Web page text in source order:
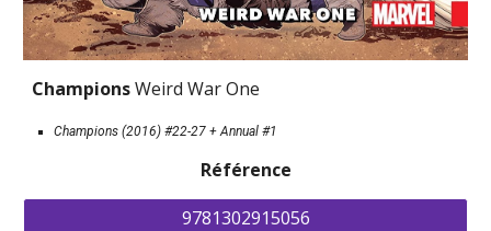
Champions Weird War One
Champions (2016) #22-27 + Annual #1
Référence
9781302915056